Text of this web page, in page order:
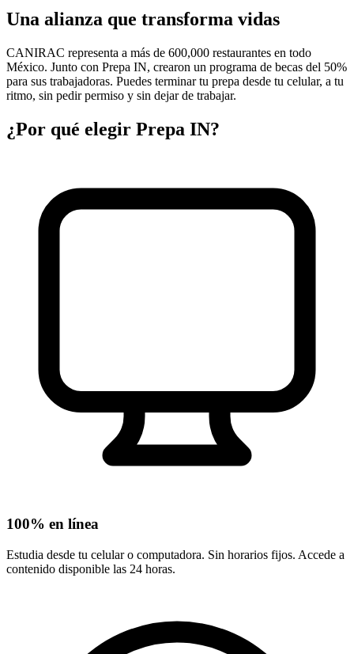
Una alianza que transforma vidas
CANIRAC representa a más de 600,000 restaurantes en todo
México. Junto con Prepa IN, crearon un programa de becas del 50%
para sus trabajadoras. Puedes terminar tu prepa desde tu celular, a tu
ritmo, sin pedir permiso y sin dejar de trabajar.
¿Por qué elegir Prepa IN?
100% en línea
Estudia desde tu celular o computadora. Sin horarios fijos. Accede a
contenido disponible las 24 horas.